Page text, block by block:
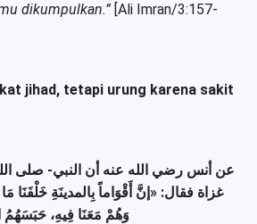
dikumpulkan.” [Ali Imran/3:157-
jihad, tetapi urung karena sakit
عن أنس رضي الله عنه أن النبي- صلى
غزاة فقال: «إنَّ أَقْوَاماً بِالمدينَةِ خَلْفَنَا
وَهُمْ مَعَنَا فِيهِ، حَبَسَهُمُ